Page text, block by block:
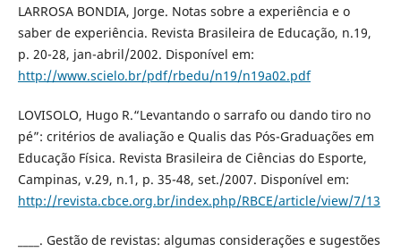
LARROSA BONDIA, Jorge. Notas sobre a experiência e o
saber de experiência. Revista Brasileira de Educação, n.19,
p. 20-28, jan-abril/2002. Disponível em:
http://www.scielo.br/pdf/rbedu/n19/n19a02.pdf
LOVISOLO, Hugo R.“Levantando o sarrafo ou dando tiro no
pé”: critérios de avaliação e Qualis das Pós-Graduações em
Educação Física. Revista Brasileira de Ciências do Esporte,
Campinas, v.29, n.1, p. 35-48, set./2007. Disponível em:
http://revista.cbce.org.br/index.php/RBCE/article/view/7/13
____. Gestão de revistas: algumas considerações e sugestões